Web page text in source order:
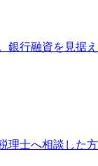
銀行融資を見据え
理士へ相談した方